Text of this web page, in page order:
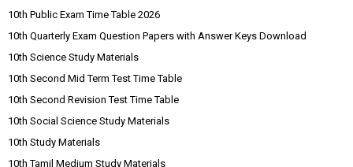
10th Public Exam Time Table 2026
10th Quarterly Exam Question Papers with Answer Keys Download
10th Science Study Materials
10th Second Mid Term Test Time Table
10th Second Revision Test Time Table
10th Social Science Study Materials
10th Study Materials
10th Tamil Medium Study Materials